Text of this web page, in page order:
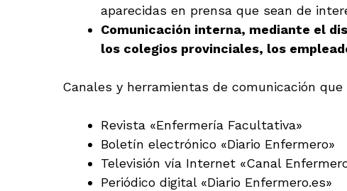
aparecidas en prensa que sean de
Comunicación interna, mediante el
los colegios provinciales, los
Canales y herramientas de comunicación
Revista «Enfermería Facultativa»
Boletín electrónico «Diario Enfermero»
Televisión vía Internet «Canal
Periódico digital «Diario Enfermero.es»